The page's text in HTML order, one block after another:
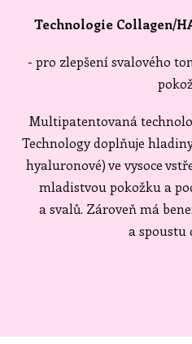
Technologie Collagen/
- pro zlepšení svalového
Multipatentovaná
Technology doplňuje
hyaluronové) ve vysoce
mladistvou pokožku a
a svalů. Zároveň má
a spoustu